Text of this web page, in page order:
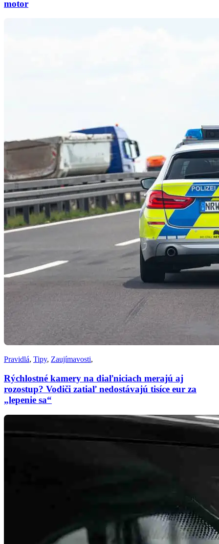
motor
Pravidlá, Tipy, Zaujímavosti,
Rýchlostné kamery na diaľniciach merajú aj
rozostup? Vodiči zatiaľ nedostávajú tisíce eur za
„lepenie sa“